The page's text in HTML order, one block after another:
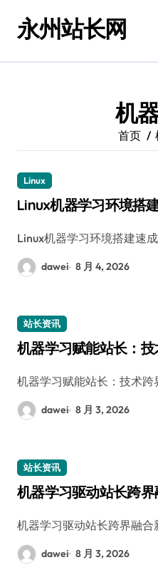
永州站长网
机
首页
Linux
Linux机器学习环境搭
Linux机器学习环境搭建速
dawei 8 月 4, 2026
站长资讯
机器学习赋能站长：
机器学习赋能站长：技术
dawei 8 月 3, 2026
站长资讯
机器学习驱动站长跨
机器学习驱动站长跨界融
dawei 8 月 3, 2026